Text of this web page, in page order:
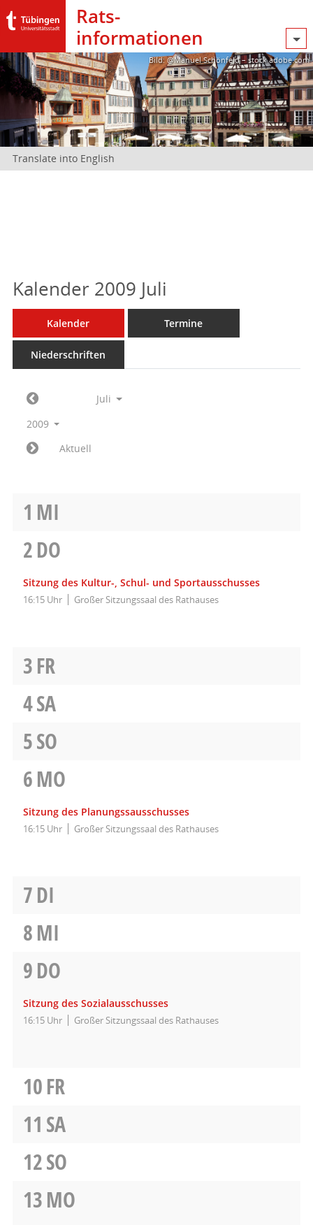
Rats­
informationen
Bild: @Manuel Schönfeld – stock.adobe.com
Translate into English
Kalender 2009 Juli
Kalender Termine
Niederschriften
Juli
2009
Aktuell
1 MI
2DO
Sitzung des Kultur-, Schul- und Sportausschusses
16:15 Uhr Großer Sitzungssaal des Rathauses
3FR
4SA
5SO
6MO
Sitzung des Planungssausschusses
16:15 Uhr Großer Sitzungssaal des Rathauses
7DI
8MI
9DO
Sitzung des Sozialausschusses
16:15 Uhr Großer Sitzungssaal des Rathauses
10FR
11 SA
12SO
13MO